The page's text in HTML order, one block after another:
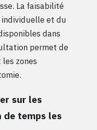
La faisabilité
et du
dans
permet de
zones
sur les
de temps les